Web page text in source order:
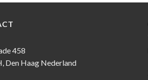
458
Den Haag Nederland